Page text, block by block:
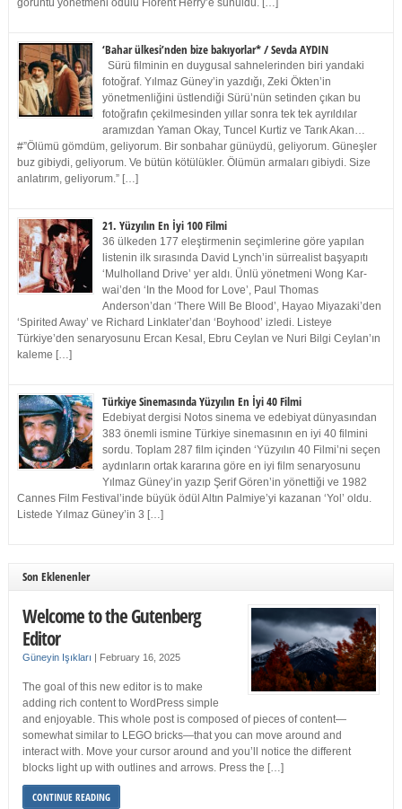
görüntü yönetmeni ödülü Florent Herry’e sunuldu. […]
‘Bahar ülkesi’nden bize bakıyorlar* / Sevda AYDIN
Sürü filminin en duygusal sahnelerinden biri yandaki
fotoğraf. Yılmaz Güney’in yazdığı, Zeki Ökten’in
yönetmenliğini üstlendiği Sürü’nün setinden çıkan bu
fotoğrafın çekilmesinden yıllar sonra tek tek ayrıldılar
aramızdan Yaman Okay, Tuncel Kurtiz ve Tarık Akan…
#”Ölümü gömdüm, geliyorum. Bir sonbahar günüydü, geliyorum. Güneşler
buz gibiydi, geliyorum. Ve bütün kötülükler. Ölümün armaları gibiydi. Size
anlatırım, geliyorum.” […]
21. Yüzyılın En İyi 100 Filmi
36 ülkeden 177 eleştirmenin seçimlerine göre yapılan
listenin ilk sırasında David Lynch’in sürrealist başyapıtı
‘Mulholland Drive’ yer aldı. Ünlü yönetmeni Wong Kar-
wai’den ‘In the Mood for Love’, Paul Thomas
Anderson’dan ‘There Will Be Blood’, Hayao Miyazaki’den
‘Spirited Away’ ve Richard Linklater’dan ‘Boyhood’ izledi. Listeye
Türkiye’den senaryosunu Ercan Kesal, Ebru Ceylan ve Nuri Bilgi Ceylan’ın
kaleme […]
Türkiye Sinemasında Yüzyılın En İyi 40 Filmi
Edebiyat dergisi Notos sinema ve edebiyat dünyasından
383 önemli ismine Türkiye sinemasının en iyi 40 filmini
sordu. Toplam 287 film içinden ‘Yüzyılın 40 Filmi’ni seçen
aydınların ortak kararına göre en iyi film senaryosunu
Yılmaz Güney’in yazıp Şerif Gören’in yönettiği ve 1982
Cannes Film Festival’inde büyük ödül Altın Palmiye’yi kazanan ‘Yol’ oldu.
Listede Yılmaz Güney’in 3 […]
Son Eklenenler
Welcome to the Gutenberg
Editor
Güneyin Işıkları | February 16, 2025
The goal of this new editor is to make
adding rich content to WordPress simple
and enjoyable. This whole post is composed of pieces of content—
somewhat similar to LEGO bricks—that you can move around and
interact with. Move your cursor around and you’ll notice the different
blocks light up with outlines and arrows. Press the […]
CONTINUE READING